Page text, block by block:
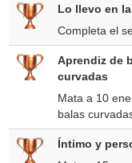
Lo llevo en
Completa el
Aprendiz de
curvadas
Mata a 10
balas
Íntimo y